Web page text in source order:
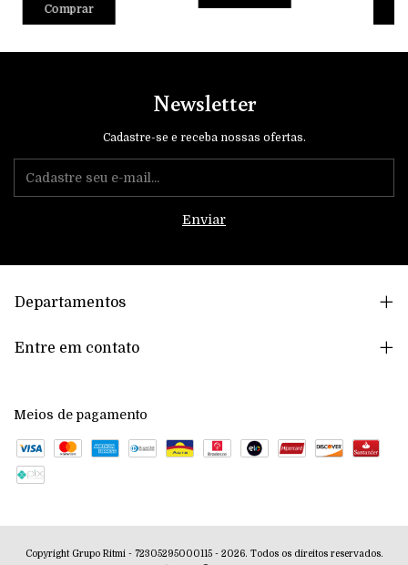
Comprar
Newsletter
Cadastre-se e receba nossas ofertas.
Departamentos
Entre em contato
Meios de pagamento
Copyright Grupo Ritmi - 72305295000115 - 2026. Todos os direitos reservados.